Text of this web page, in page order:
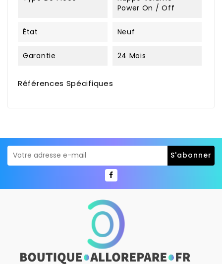
Power On / Off
État Neuf
Garantie 24 Mois
Références Spécifiques